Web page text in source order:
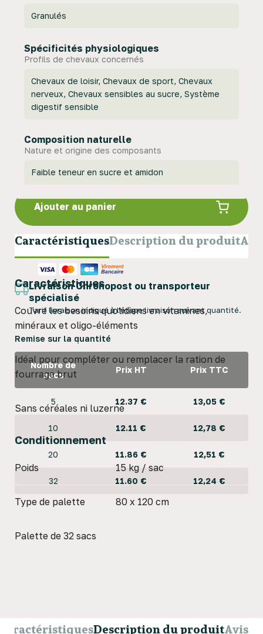
céréales , riche en fibres naturelles et à faible
vitamines et minéraux essentiels , il couvre les
besoins quotidiens de votre cheval ou poney,
être au quotidien.
13,45 €TTC
Ajouter au panier
Paiement par CB, chèque ou virement
Livraison Chronopost ou transporteur
spécialisé
Tarif livraison indiqué à l'étape livraison suivant quantité.
Remise sur la quantité
Nombre de
sacs
Prix HT Prix TTC
5 12.37 € 13,05 €
10 12.11 € 12,78 €
20 11.86 € 12,51 €
32 11.60 € 12,24 €
Granulés
Spécificités physiologiques
Profils de chevaux concernés
Chevaux de loisir, Chevaux de sport, Chevaux
nerveux, Chevaux sensibles au sucre, Système
digestif sensible
Composition naturelle
Nature et origine des composants
Faible teneur en sucre et amidon
CaractéristiquesDescription du produit
Caractéristiques
Couvre les besoins quotidiens en vitamines,
minéraux et oligo-éléments
Idéal pour compléter ou remplacer la ration de
fourrage brut
Sans céréales ni luzerne
Conditionnement
Poids 15 kg / sac
Type de palette 80 x 120 cm
Palette de 32 sacs
Description du produitAvis